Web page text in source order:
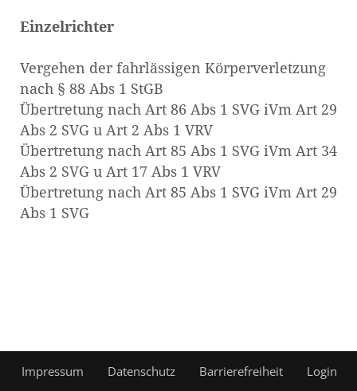
Einzelrichter
Vergehen der fahrlässigen Körperverletzung
nach § 88 Abs 1 StGB
Übertretung nach Art 86 Abs 1 SVG iVm Art 29
Abs 2 SVG u Art 2 Abs 1 VRV
Übertretung nach Art 85 Abs 1 SVG iVm Art 34
Abs 2 SVG u Art 17 Abs 1 VRV
Übertretung nach Art 85 Abs 1 SVG iVm Art 29
Abs 1 SVG
Impressum Datenschutz Barrierefreiheit Login